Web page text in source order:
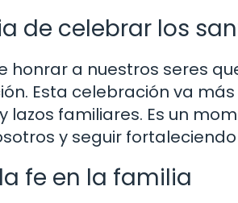
de celebrar los
honrar a nuestros seres
Esta celebración va
lazos familiares. Es un
y seguir
fe en la familia